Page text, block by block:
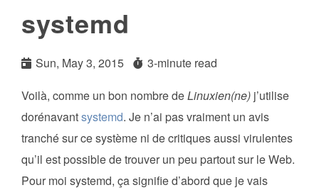
systemd
Sun, May 3, 2015
3-minute read
Voilà, comme un bon nombre deLinuxien(ne) j’utilise
dorénavantsystemd. Je n’ai pas vraiment un avis
tranché sur ce système ni de critiques aussi virulentes
qu’il est possible de trouver un peu partout sur le Web.
Pour moi systemd, ça signifie d’abord que je vais